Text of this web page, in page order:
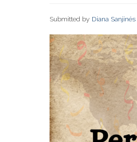
Submitted by Diana Sanjinés